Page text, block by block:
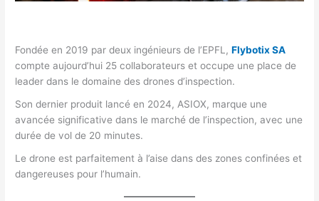
Fondée en 2019 par deux ingénieurs de l’EPFL,Flybotix SA
compte aujourd’hui 25 collaborateurs et occupe une place de
leader dans le domaine des drones d’inspection.
Son dernier produit lancé en 2024, ASIOX, marque une
avancée significative dans le marché de l’inspection, avec une
durée de vol de 20 minutes.
Le drone est parfaitement à l’aise dans des zones confinées et
dangereuses pour l’humain.